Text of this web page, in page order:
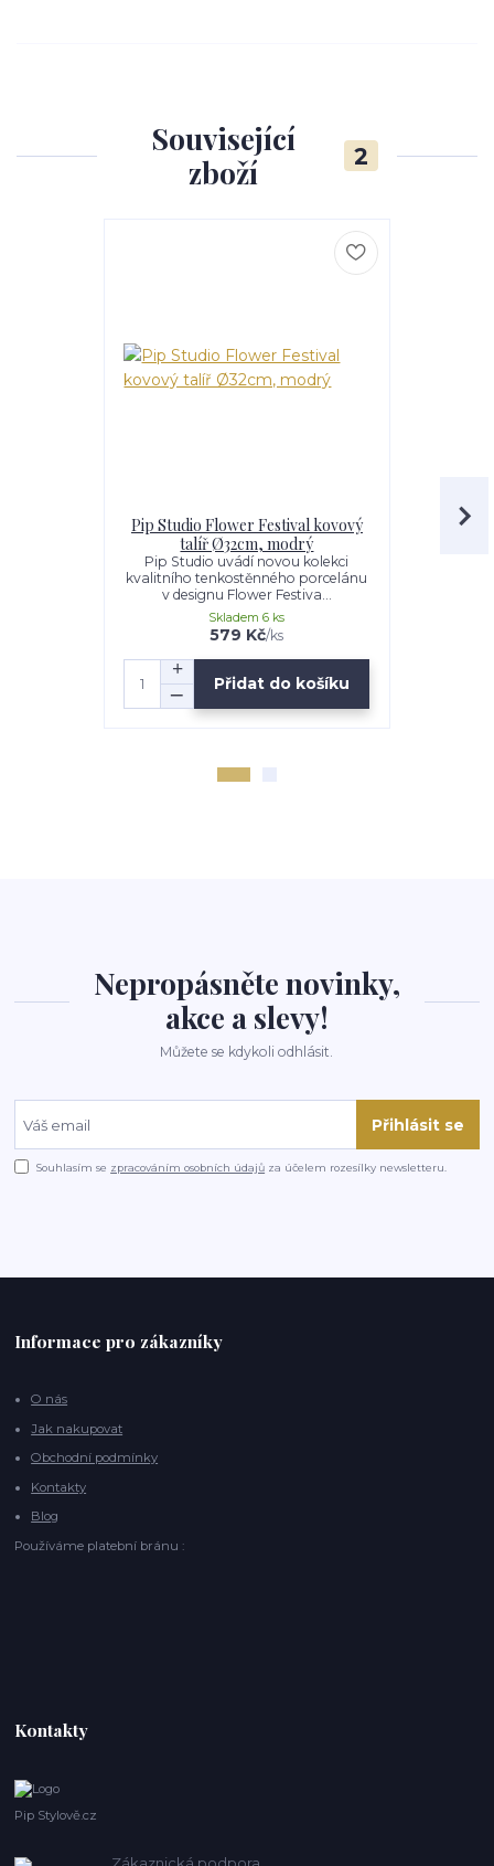
Související
zboží
2
Pip Studio Flower Festival kovový
talíř Ø32cm, modrý
Pip Studio uvádí novou kolekci
kvalitního tenkostěnného porcelánu
v designu Flower Festiva...
579 Kč/ks
Skladem 6 ks
Přidat do košíku
Pip
Nepropásněte novinky,
akce a slevy!
Můžete se kdykoli odhlásit.
Přihlásit se
Souhlasím se zpracováním osobních údajů za účelem rozesílky newsletteru.
Informace pro zákazníky
O nás
Jak nakupovat
Obchodní podmínky
Kontakty
Blog
Používáme platební bránu :
Kontakty
Pip Stylově.cz
Zákaznická podpora